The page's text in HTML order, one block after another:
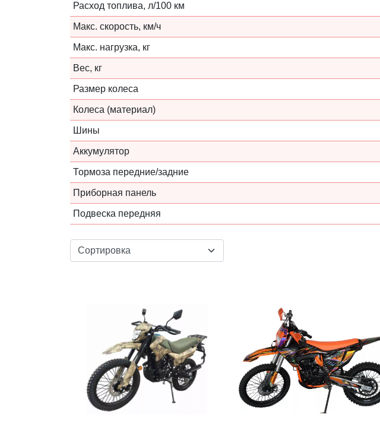
Расход топлива, л/100 км
Макс. скорость, км/ч
Макс. нагрузка, кг
Вес, кг
Размер колеса
Колеса (материал)
Шины
Аккумулятор
Тормоза передние/задние
Приборная панель
Подвеска передняя